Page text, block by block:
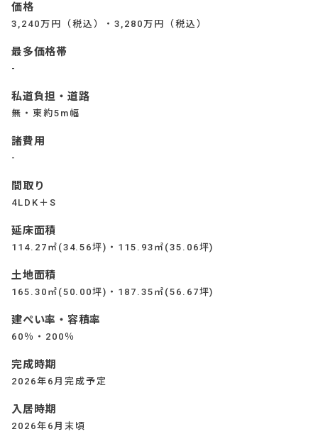
価格
3,240万円（税込）・3,280万円（税込）
最多価格帯
-
私道負担・道路
無・東約5m幅
諸費用
-
間取り
4LDK＋S
延床面積
114.27㎡(34.56坪)・115.93㎡(35.06坪)
土地面積
165.30㎡(50.00坪)・187.35㎡(56.67坪)
建ぺい率・容積率
60％・200％
完成時期
2026年6月完成予定
入居時期
2026年6月末頃